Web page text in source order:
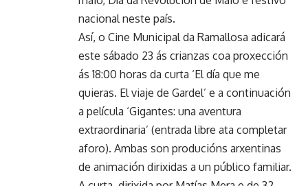
nacional neste país.
Así, o Cine Municipal da Ramallosa adicará
este sábado 23 ás crianzas coa proxección
ás 18:00 horas da curta ‘El día que me
quieras. El viaje de Gardel’ e a continuación
a película ‘Gigantes: una aventura
extraordinaria’ (entrada libre ata completar
aforo). Ambas son producións arxentinas
de animación dirixidas a un público familiar.